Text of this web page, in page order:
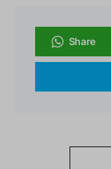
Share